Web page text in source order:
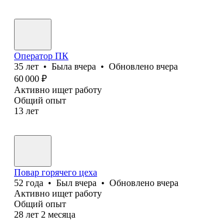
Оператор ПК
35 лет • Была вчера • Обновлено вчера
60 000 ₽
Активно ищет работу
Общий опыт
13 лет
Повар горячего цеха
52 года • Был вчера • Обновлено вчера
Активно ищет работу
Общий опыт
28 лет 2 месяца